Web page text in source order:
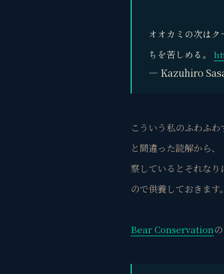
オオカミの次は
ちを苦しめる。
— Kazuhiro
こういう私のふわふ
と間違った読解から
察しているとそれな
ので供養しておきます。
Bear Conservation